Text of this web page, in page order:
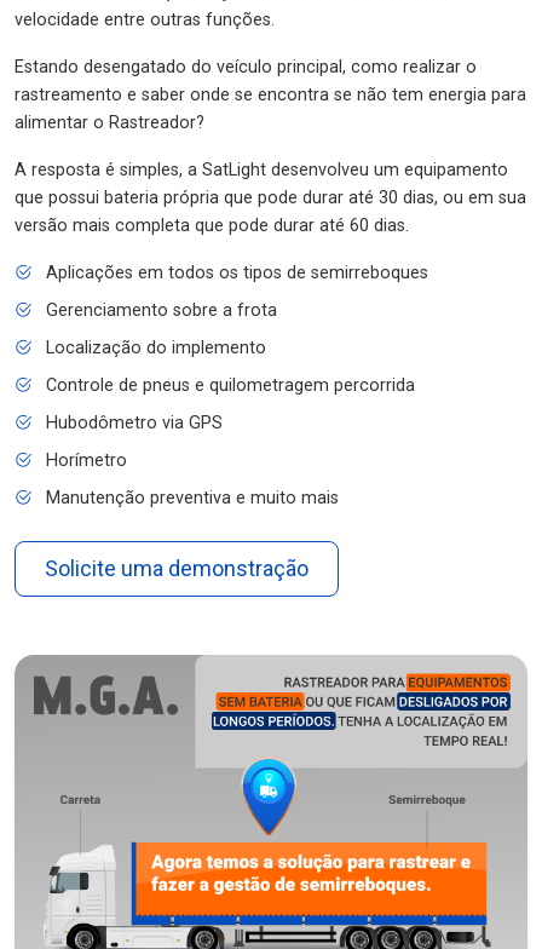
velocidade entre outras funções.
Estando desengatado do veículo principal, como realizar o
rastreamento e saber onde se encontra se não tem energia para
alimentar o Rastreador?
A resposta é simples, a SatLight desenvolveu um equipamento
que possui bateria própria que pode durar até 30 dias, ou em sua
versão mais completa que pode durar até 60 dias.
Aplicações em todos os tipos de semirreboques
Gerenciamento sobre a frota
Localização do implemento
Controle de pneus e quilometragem percorrida
Hubodômetro via GPS
Horímetro
Manutenção preventiva e muito mais
Solicite uma demonstração